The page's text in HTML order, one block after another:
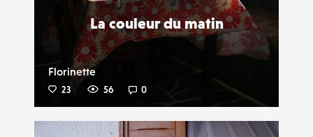
La couleur du matin
Florinette
23 56 0